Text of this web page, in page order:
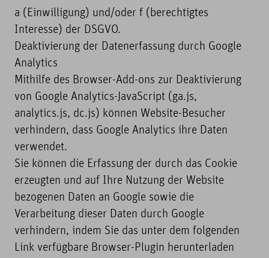
a (Einwilligung) und/oder f (berechtigtes
Interesse) der DSGVO.
Deaktivierung der Datenerfassung durch Google
Analytics
Mithilfe des Browser-Add-ons zur Deaktivierung
von Google Analytics-JavaScript (ga.js,
analytics.js, dc.js) können Website-Besucher
verhindern, dass Google Analytics ihre Daten
verwendet.
Sie können die Erfassung der durch das Cookie
erzeugten und auf Ihre Nutzung der Website
bezogenen Daten an Google sowie die
Verarbeitung dieser Daten durch Google
verhindern, indem Sie das unter dem folgenden
Link verfügbare Browser-Plugin herunterladen